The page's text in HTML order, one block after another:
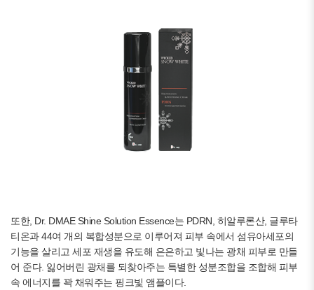
또한, Dr. DMAE Shine Solution Essence는 PDRN, 히알루론산, 글루타
티온과 44여 개의 복합성분으로 이루어져 피부 속에서 섬유아세포의
기능을 살리고 세포 재생을 유도해 은은하고 빛나는 광채 피부로 만들
어 준다. 잃어버린 광채를 되찾아주는 특별한 성분조합을 조합해 피부
속 에너지를 꽉 채워주는 핑크빛 앰플이다.